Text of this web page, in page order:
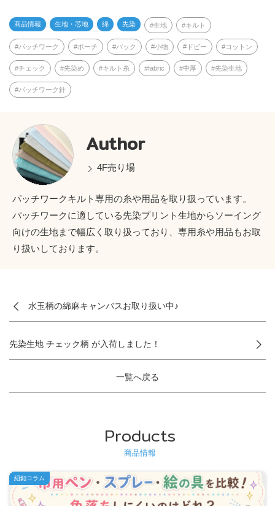
商品情報 生地・芯地 綿 先染 生地 キルト
パッチワーク ポーチ バック 小物 ドビー コットン
チェック 先染め キルト糸 fabric 中厚 先染生地
パッチワーク針
Author
4F売り場
パッチワークキルト専用の糸や用品を取り扱っています。
パッチワークに適している先染プリント生地からソーイング
向けの生地まで幅広く取り扱っており、専用糸や用品もお取
り扱いしております。
水玉柄の綿麻キャンバスお取り扱い中♪
一覧へ戻る
先染生地 チェック柄 が入荷しました！
Products
商品情報
紐釦コラム